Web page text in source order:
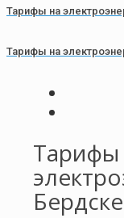
Тарифы на
Тарифы на
Тарифы